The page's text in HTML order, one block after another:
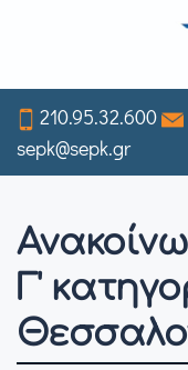
to
main
content
210.95.32.600
sepk@sepk.gr
Γ'